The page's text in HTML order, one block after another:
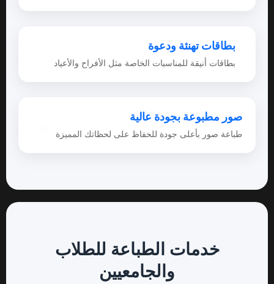
بطاقات تهنئة ودعوة
بطاقات أنيقة للمناسبات الخاصة مثل الأفراح والأعياد
صور مطبوعة بجودة عالية
طباعة صور بأعلى جودة للحفاظ على لحظاتك المميزة
خدمات الطباعة للطلاب
والجامعيين